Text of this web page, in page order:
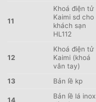
11
Khoá điện tử
Kaimi sd cho
khách sạn
HL112
12
Khoá điện tử
Kaimi (khoá
vân tay)
13 Bản lề kp
14
Bản lề lá inox